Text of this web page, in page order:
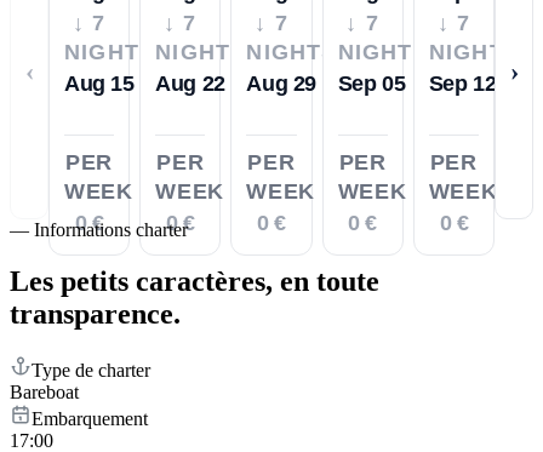
‹
↓ 7
NIGHTS
Aug 15
PER
WEEK
0 €
↓ 7
NIGHTS
Aug 22
PER
WEEK
0 €
↓ 7
NIGHTS
Aug 29
PER
WEEK
0 €
↓ 7
NIGHTS
Sep 05
PER
WEEK
0 €
↓ 7
NIGHTS
Sep 12
PER
WEEK
0 €
›
— Informations charter
Les petits caractères, en toute
transparence.
Type de charter
Bareboat
Embarquement
17:00